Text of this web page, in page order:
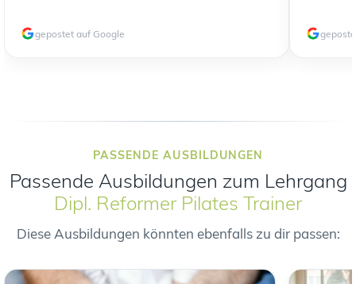
gepostet auf Google
PASSENDE AUSBILDUNGEN
Passende Ausbildungen zum Lehrgang
Dipl. Reformer Pilates Trainer
Diese Ausbildungen könnten ebenfalls zu dir passen: